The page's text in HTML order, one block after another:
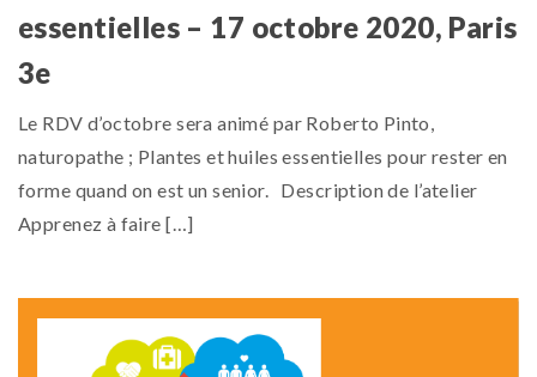
essentielles – 17 octobre 2020, Paris
3e
Le RDV d’octobre sera animé par Roberto Pinto,
naturopathe ; Plantes et huiles essentielles pour rester en
forme quand on est un senior. Description de l’atelier
Apprenez à faire […]